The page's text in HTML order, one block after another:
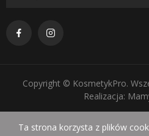
Copyright © KosmetykPro.
Realizacja:
Ta strona korzysta z plików